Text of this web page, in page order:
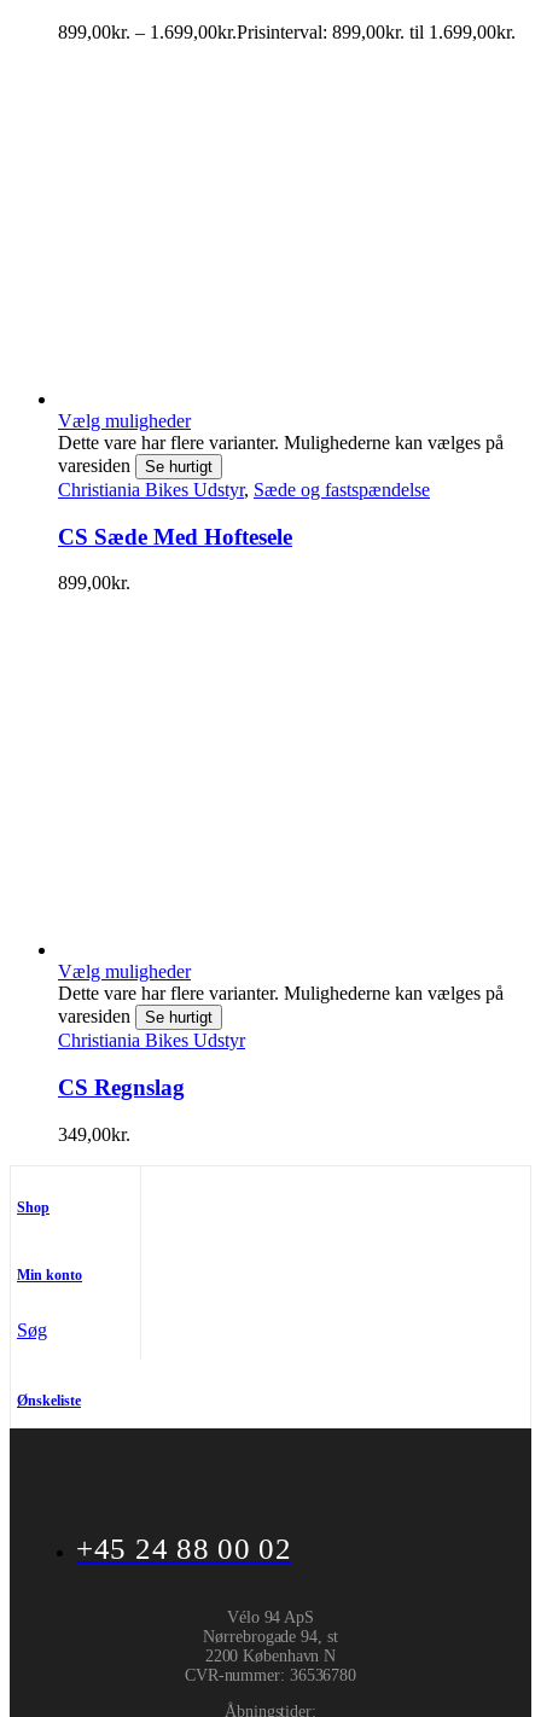
899,00kr. – 1.699,00kr.Prisinterval: 899,00kr. til 1.699,00kr.
Vælg muligheder
Dette vare har flere varianter. Mulighederne kan vælges på
varesiden
Se hurtigt
Christiania Bikes Udstyr, Sæde og fastspændelse
CS Sæde Med Hoftesele
899,00kr.
Vælg muligheder
Dette vare har flere varianter. Mulighederne kan vælges på
varesiden
Se hurtigt
Christiania Bikes Udstyr
CS Regnslag
349,00kr.
Shop
Min konto
Søg
Ønskeliste
+45 24 88 00 02
Vélo 94 ApS
Nørrebrogade 94, st
2200 København N
CVR-nummer: 36536780
Åbningstider: